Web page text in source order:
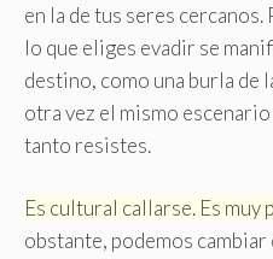
en la de tus seres
lo que eliges evadir se
destino, como una burla de
otra vez el mismo
tanto resistes.
Es cultural callarse. Es
obstante, podemos cambiar